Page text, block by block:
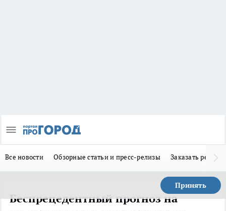
Все новости Обзорные статьи и пресс-релизы Заказать
Принять
Беспрецедентный прогноз на